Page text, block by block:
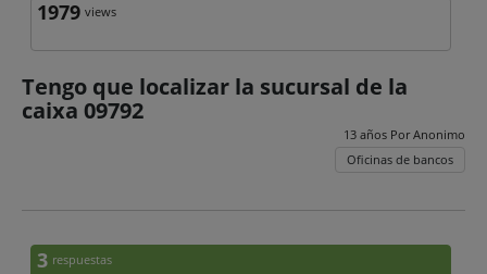
1979 views
Tengo que localizar la sucursal de la
caixa 09792
13 años PorAnonimo
Oficinas de bancos
3 respuestas